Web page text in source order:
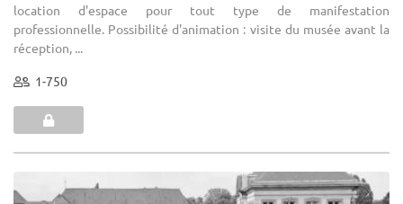
location d'espace pour tout type de manifestation
professionnelle. Possibilité d'animation : visite du musée avant la
réception, ...
1-750